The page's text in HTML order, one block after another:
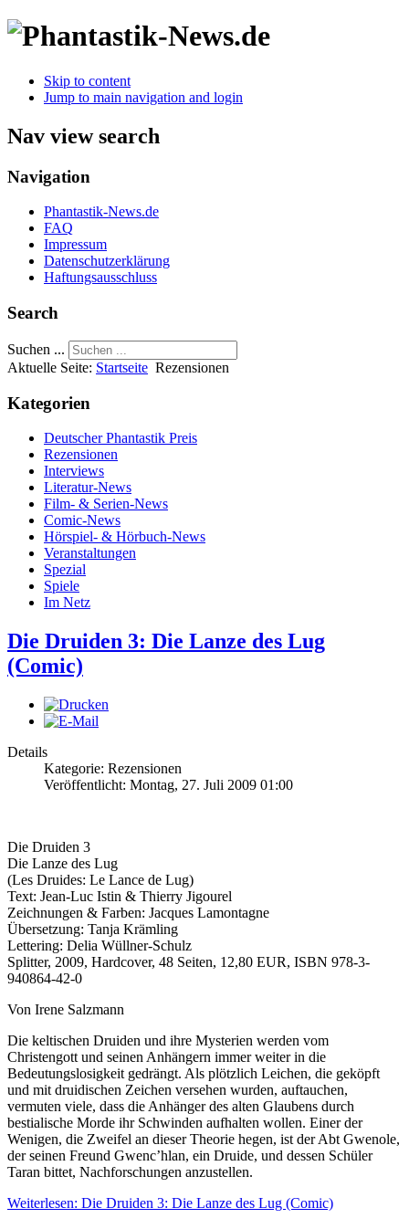
Skip to content
Jump to main navigation and login
Nav view search
Navigation
Phantastik-News.de
FAQ
Impressum
Datenschutzerklärung
Haftungsausschluss
Search
Suchen ...
Aktuelle Seite: Startseite Rezensionen
Kategorien
Deutscher Phantastik Preis
Rezensionen
Interviews
Literatur-News
Film- & Serien-News
Comic-News
Hörspiel- & Hörbuch-News
Veranstaltungen
Spezial
Spiele
Im Netz
Die Druiden 3: Die Lanze des Lug
(Comic)
Details
Kategorie: Rezensionen
Veröffentlicht: Montag, 27. Juli 2009 01:00
Die Druiden 3
Die Lanze des Lug
(Les Druides: Le Lance de Lug)
Text: Jean-Luc Istin & Thierry Jigourel
Zeichnungen & Farben: Jacques Lamontagne
Übersetzung: Tanja Krämling
Lettering: Delia Wüllner-Schulz
Splitter, 2009, Hardcover, 48 Seiten, 12,80 EUR, ISBN 978-3-
940864-42-0
Von Irene Salzmann
Die keltischen Druiden und ihre Mysterien werden vom
Christengott und seinen Anhängern immer weiter in die
Bedeutungslosigkeit gedrängt. Als plötzlich Leichen, die geköpft
und mit druidischen Zeichen versehen wurden, auftauchen,
vermuten viele, dass die Anhänger des alten Glaubens durch
bestialische Morde ihr Schwinden aufhalten wollen. Einer der
Wenigen, die Zweifel an dieser Theorie hegen, ist der Abt Gwenole,
der seinen Freund Gwenc’hlan, ein Druide, und dessen Schüler
Taran bittet, Nachforschungen anzustellen.
Weiterlesen: Die Druiden 3: Die Lanze des Lug (Comic)